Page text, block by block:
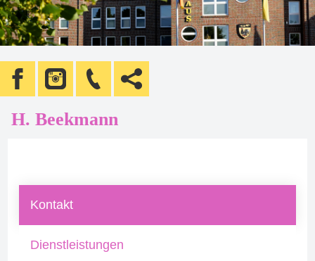
H. Beekmann
Kontakt
Dienstleistungen